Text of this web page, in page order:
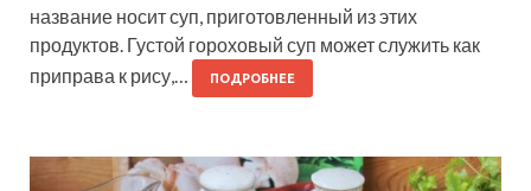
название носит суп, приготовленный из этих
продуктов. Густой гороховый суп может служить как
приправа к рису,…
ПОДРОБНЕЕ